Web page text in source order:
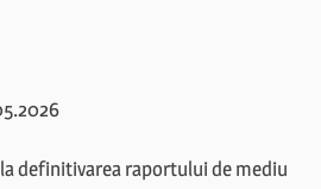
definitivarea raportului de mediu